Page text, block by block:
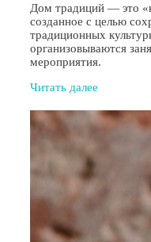
Дом традиций — это
созданное с целью
традиционных
организовываются
мероприятия.
Читать далее